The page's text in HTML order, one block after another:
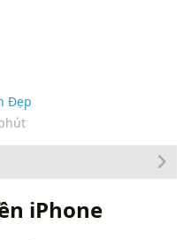
Đẹp
iPhone